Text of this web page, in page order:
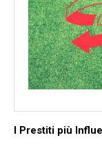
I Prestiti più